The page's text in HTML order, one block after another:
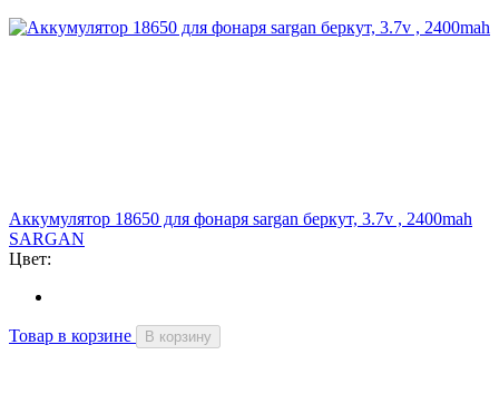
Аккумулятор 18650 для фонаря sargan беркут, 3.7v , 2400mah
SARGAN
Цвет:
Товар в корзине В корзину